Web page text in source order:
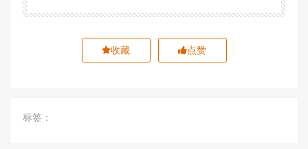
收藏 点赞
标签：